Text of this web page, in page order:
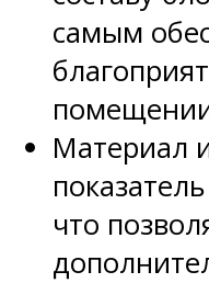
самым
Материал
что